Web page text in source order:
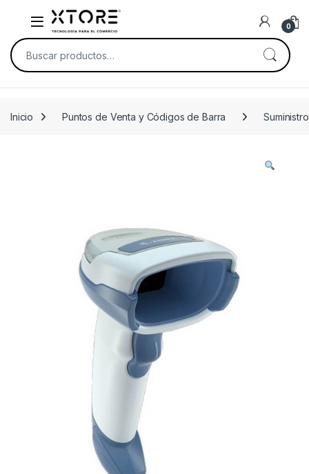
Skip to navigation
Skip to content
0
Buscar por:
Inicio Puntos de Venta y Códigos de Barra